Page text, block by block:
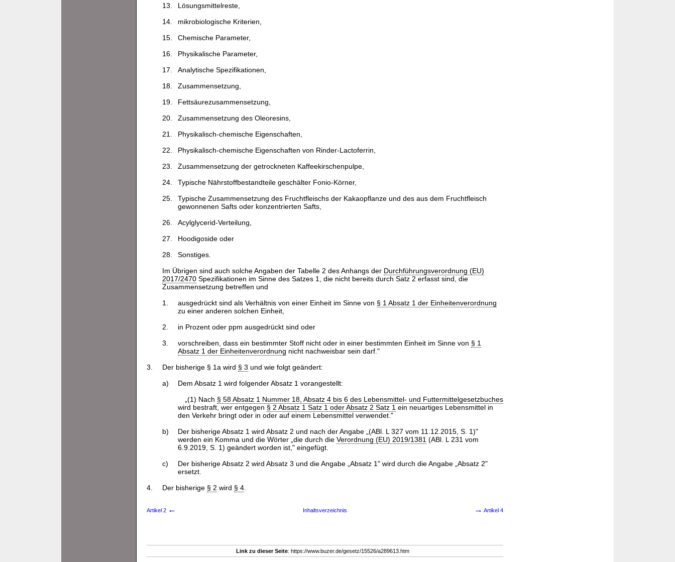
13.
Lösungsmittelreste,
14.
mikrobiologische Kriterien,
15.
Chemische Parameter,
16.
Physikalische Parameter,
17.
Analytische Spezifikationen,
18.
Zusammensetzung,
19.
Fettsäurezusammensetzung,
20.
Zusammensetzung des Oleoresins,
21.
Physikalisch-chemische Eigenschaften,
22.
Physikalisch-chemische Eigenschaften von Rinder-Lactoferrin,
23.
Zusammensetzung der getrockneten Kaffeekirschenpulpe,
24.
Typische Nährstoffbestandteile geschälter Fonio-Körner,
25.
Typische Zusammensetzung des Fruchtfleischs der Kakaopflanze und des aus dem Fruchtfleisch
gewonnenen Safts oder konzentrierten Safts,
26.
Acylglycerid-Verteilung,
27.
Hoodigoside oder
28.
Sonstiges.
Im Übrigen sind auch solche Angaben der Tabelle 2 des Anhangs der Durchführungsverordnung (EU)
2017/2470Spezifikationen im Sinne des Satzes 1, die nicht bereits durch Satz 2 erfasst sind, die
Zusammensetzung betreffen und
1.
ausgedrückt sind als Verhältnis von einer Einheit im Sinne von § 1 Absatz 1 der Einheitenverordnung
zu einer anderen solchen Einheit,
2.
in Prozent oder ppm ausgedrückt sind oder
3.
vorschreiben, dass ein bestimmter Stoff nicht oder in einer bestimmten Einheit im Sinne von § 1
Absatz 1 der Einheitenverordnung nicht nachweisbar sein darf."
3.
Der bisherige § 1a wird § 3 und wie folgt geändert:
a)
Dem Absatz 1 wird folgender Absatz 1 vorangestellt:
„(1) Nach § 58 Absatz 1 Nummer 18, Absatz 4 bis 6 des Lebensmittel- und Futtermittelgesetzbuches
wird bestraft, wer entgegen § 2 Absatz 1 Satz 1 oder Absatz 2 Satz 1 ein neuartiges Lebensmittel in
den Verkehr bringt oder in oder auf einem Lebensmittel verwendet."
b)
Der bisherige Absatz 1 wird Absatz 2 und nach der Angabe „(ABl. L 327 vom 11.12.2015, S. 1)"
werden ein Komma und die Wörter „die durch die Verordnung (EU) 2019/1381 (ABl. L 231 vom
6.9.2019, S. 1) geändert worden ist," eingefügt.
c)
Der bisherige Absatz 2 wird Absatz 3 und die Angabe „Absatz 1" wird durch die Angabe „Absatz 2"
ersetzt.
4.
Der bisherige § 2 wird § 4.
Artikel 2 ← Inhaltsverzeichnis → Artikel 4
Link zu dieser Seite: https://www.buzer.de/gesetz/15526/a289613.htm